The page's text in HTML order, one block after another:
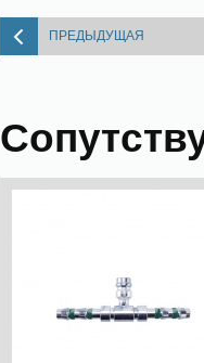
ПРЕДЫДУЩАЯ